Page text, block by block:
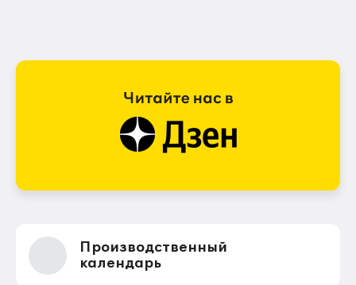
Производственный
календарь